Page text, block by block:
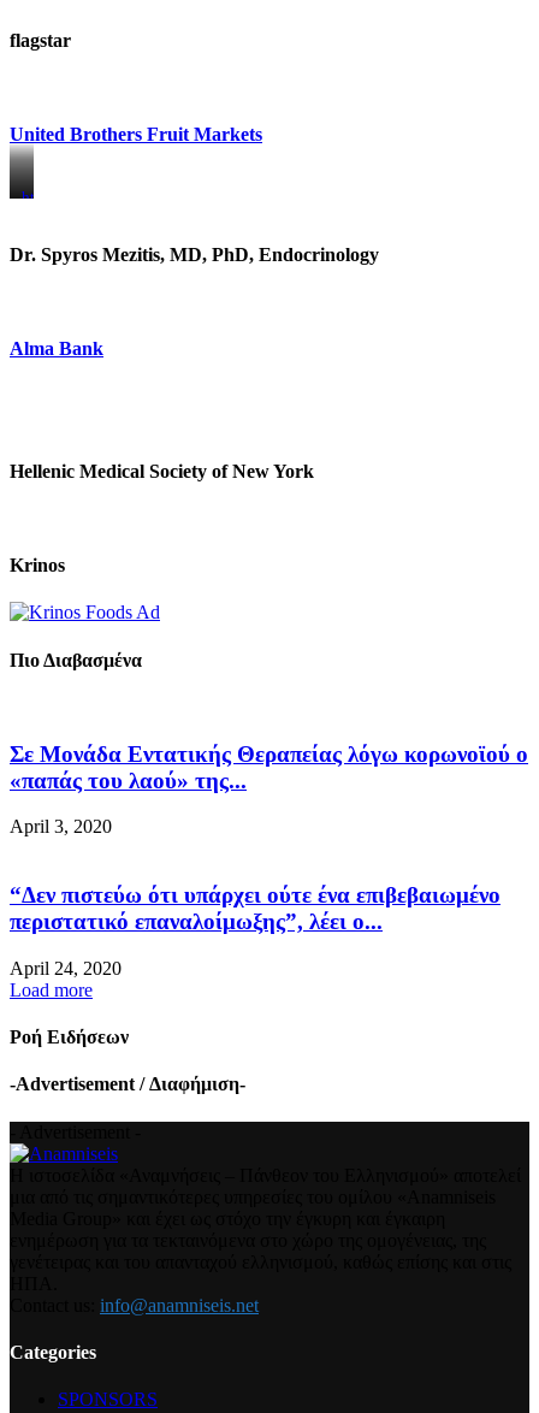
flagstar
United Brothers Fruit Markets
https://www.unitedbrothersfruitmarkets.com/
https://www.unitedbrothersfruitmarkets.com/
Dr. Spyros Mezitis, MD, PhD, Endocrinology
Alma Bank
Hellenic Medical Society of New York
Krinos
Πιο Διαβασμένα
Σε Μονάδα Εντατικής Θεραπείας λόγω κορωνοϊού ο
«παπάς του λαού» της...
April 3, 2020
“Δεν πιστεύω ότι υπάρχει ούτε ένα επιβεβαιωμένο
περιστατικό επαναλοίμωξης”, λέει ο...
April 24, 2020
Load more
Ροή Ειδήσεων
-Advertisement / Διαφήμιση-
info@anamniseis.net
Categories
SPONSORS